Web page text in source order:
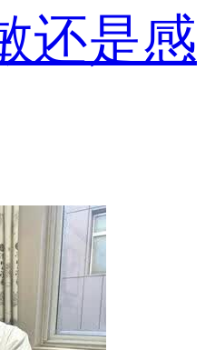
还是感